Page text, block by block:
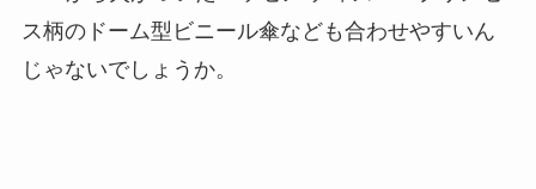
ス柄のドーム型ビニール傘なども合わせやすいん
じゃないでしょうか。